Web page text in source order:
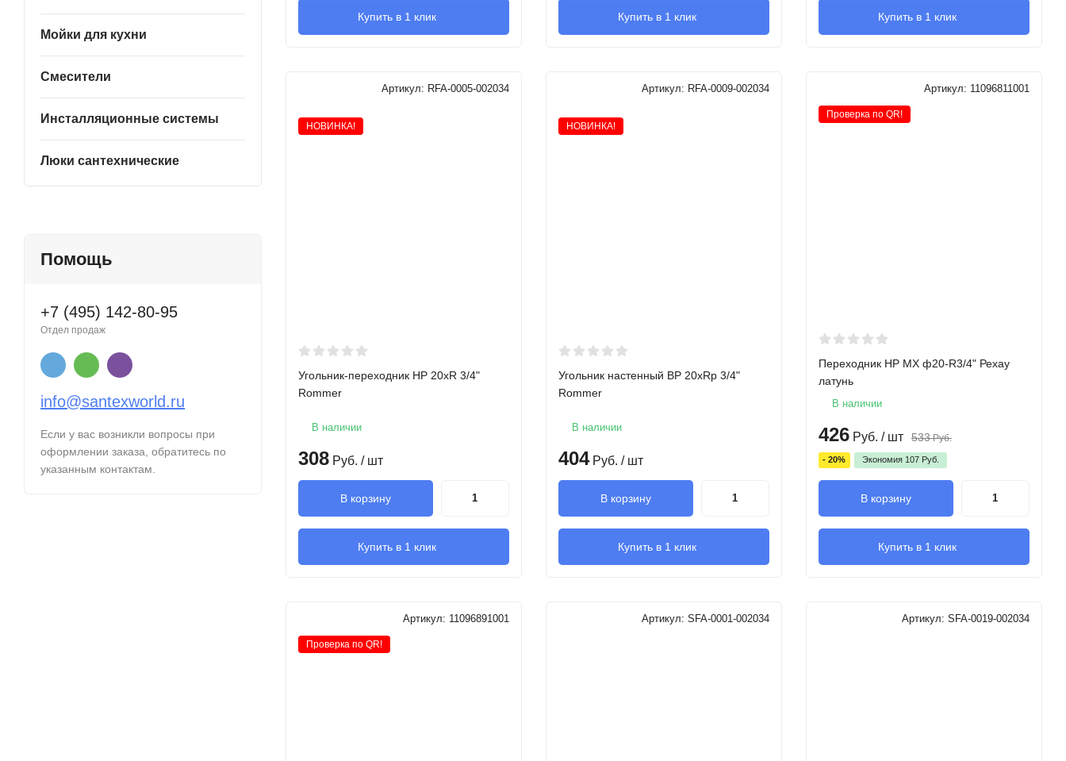
Мойки для кухни
Смесители
Инсталляционные системы
Люки сантехнические
Помощь
+7 (495) 142-80-95
Отдел продаж
info@santexworld.ru
Если у вас возникли вопросы при
оформлении заказа, обратитесь по
указанным контактам.
Купить в 1 клик Купить в 1 клик Купить в 1 клик
Артикул: RFA-0005-002034
НОВИНКА!
Угольник-переходник НР 20xR 3/4"
Rommer
В наличии
308 Руб. / шт
В корзину
Купить в 1 клик
Артикул: RFA-0009-002034
НОВИНКА!
Угольник настенный ВР 20xRp 3/4"
Rommer
В наличии
404 Руб. / шт
В корзину
Купить в 1 клик
Артикул: 11096811001
Проверка по QR!
Переходник НР MX ф20-R3/4" Рехау
латунь
В наличии
426 Руб. / шт 533 Руб.
- 20% Экономия 107 Руб.
В корзину
Купить в 1 клик
Артикул: 11096891001
Проверка по QR!
Артикул: SFA-0001-002034 Артикул: SFA-0019-002034